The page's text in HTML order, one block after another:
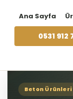
Ana Sayfa
0531 912